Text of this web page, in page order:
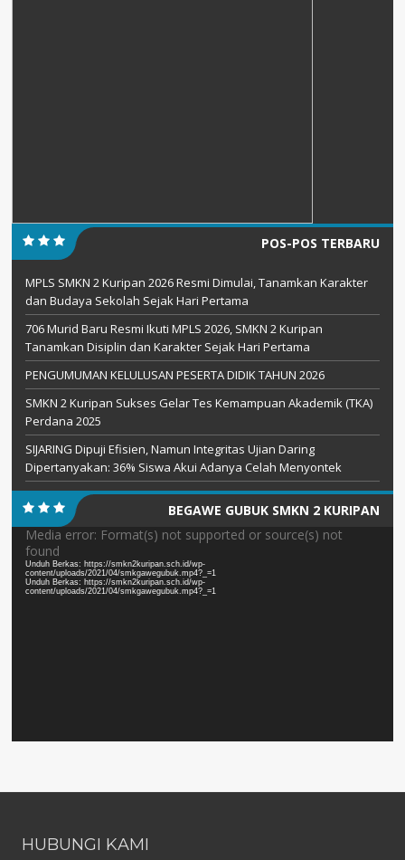
POS-POS TERBARU
MPLS SMKN 2 Kuripan 2026 Resmi Dimulai, Tanamkan Karakter
dan Budaya Sekolah Sejak Hari Pertama
706 Murid Baru Resmi Ikuti MPLS 2026, SMKN 2 Kuripan
Tanamkan Disiplin dan Karakter Sejak Hari Pertama
PENGUMUMAN KELULUSAN PESERTA DIDIK TAHUN 2026
SMKN 2 Kuripan Sukses Gelar Tes Kemampuan Akademik (TKA)
Perdana 2025
SIJARING Dipuji Efisien, Namun Integritas Ujian Daring
Dipertanyakan: 36% Siswa Akui Adanya Celah Menyontek
BEGAWE GUBUK SMKN 2 KURIPAN
Pemutar
Video
Media error: Format(s) not supported or source(s) not
found
Unduh Berkas: https://smkn2kuripan.sch.id/wp-
content/uploads/2021/04/smkgawegubuk.mp4?_=1
Unduh Berkas: https://smkn2kuripan.sch.id/wp-
content/uploads/2021/04/smkgawegubuk.mp4?_=1
HUBUNGI KAMI